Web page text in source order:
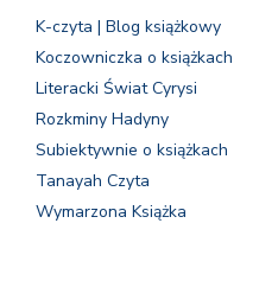
K-czyta | Blog książkowy
Koczowniczka o książkach
Literacki Świat Cyrysi
Rozkminy Hadyny
Subiektywnie o książkach
Tanayah Czyta
Wymarzona Książka